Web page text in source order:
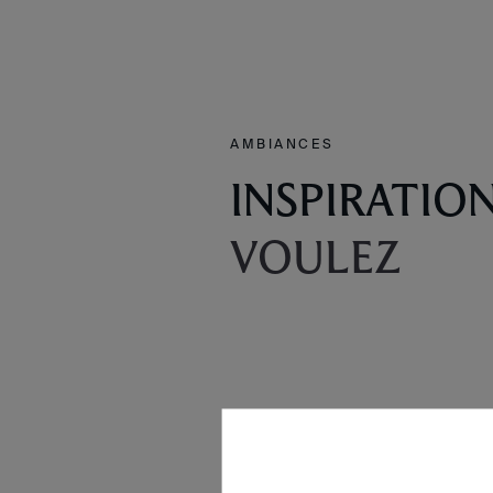
AMBIANCES
VOULEZ